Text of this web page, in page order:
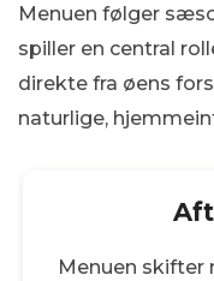
Menuen følger
spiller en central
direkte fra øens
naturlige,
Menuen skifter